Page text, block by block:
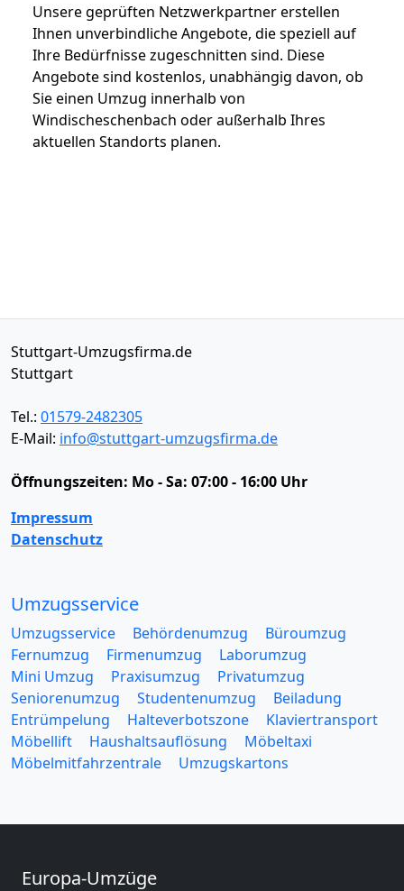
Unsere geprüften Netzwerkpartner erstellen
Ihnen unverbindliche Angebote, die speziell auf
Ihre Bedürfnisse zugeschnitten sind. Diese
Angebote sind kostenlos, unabhängig davon, ob
Sie einen Umzug innerhalb von
Windischeschenbach oder außerhalb Ihres
aktuellen Standorts planen.
Stuttgart-Umzugsfirma.de
Stuttgart
Tel.: 01579-2482305
E-Mail: info@stuttgart-umzugsfirma.de
Öffnungszeiten: Mo - Sa: 07:00 - 16:00 Uhr
Impressum
Datenschutz
Umzugsservice
Umzugsservice Behördenumzug
Büroumzug
Fernumzug
Firmenumzug
Laborumzug
Mini Umzug
Praxisumzug
Privatumzug
Seniorenumzug
Studentenumzug
Beiladung
Entrümpelung
Halteverbotszone
Klaviertransport
Möbellift
Haushaltsauflösung
Möbeltaxi
Möbelmitfahrzentrale
Umzugskartons
Europa-Umzüge